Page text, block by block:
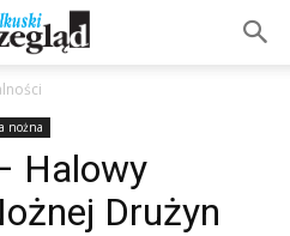
nożna
Halowy
Drużyn